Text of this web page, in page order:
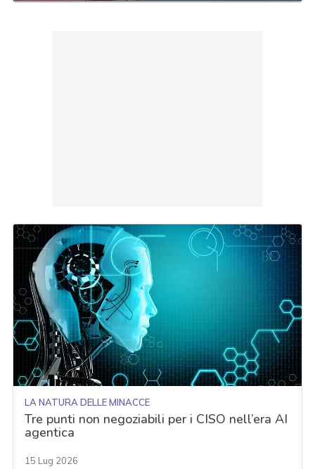
LA NATURA DELLE MINACCE
Tre punti non negoziabili per i CISO nell’era AI
agentica
15 Lug 2026